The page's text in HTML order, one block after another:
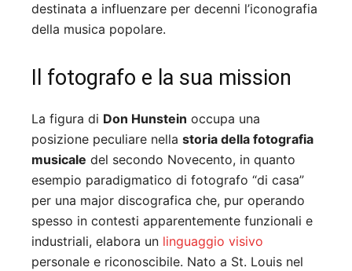
destinata a influenzare per decenni l’iconografia
della musica popolare.
Il fotografo e la sua mission
La figura di Don Hunstein occupa una
posizione peculiare nella storia della fotografia
musicale del secondo Novecento, in quanto
esempio paradigmatico di fotografo “di casa”
per una major discografica che, pur operando
spesso in contesti apparentemente funzionali e
industriali, elabora un linguaggio visivo
personale e riconoscibile. Nato a St. Louis nel